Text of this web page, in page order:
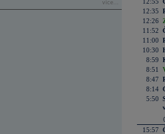
více...
12:35
12:26
11:52
11:00
10:30
8:59
8:51
8:47
8:14
5:50
15:57